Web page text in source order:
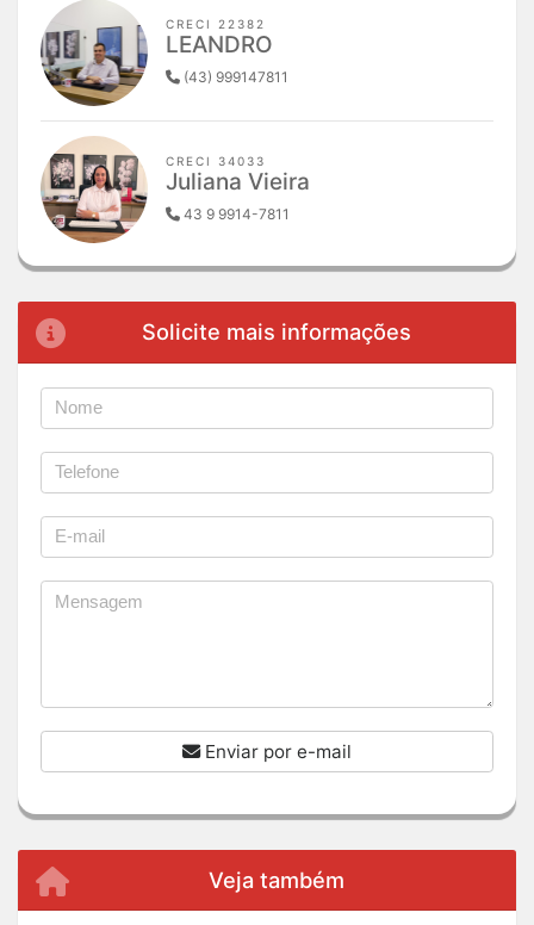
CRECI 22382
LEANDRO
(43) 999147811
CRECI 34033
Juliana Vieira
43 9 9914-7811
Solicite mais informações
Enviar por e-mail
Veja também